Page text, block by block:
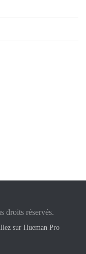
droits réservés.
sur Hueman Pro